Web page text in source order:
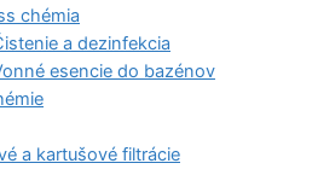
chémia
a dezinfekcia
esencie do bazénov
a kartušové filtrácie